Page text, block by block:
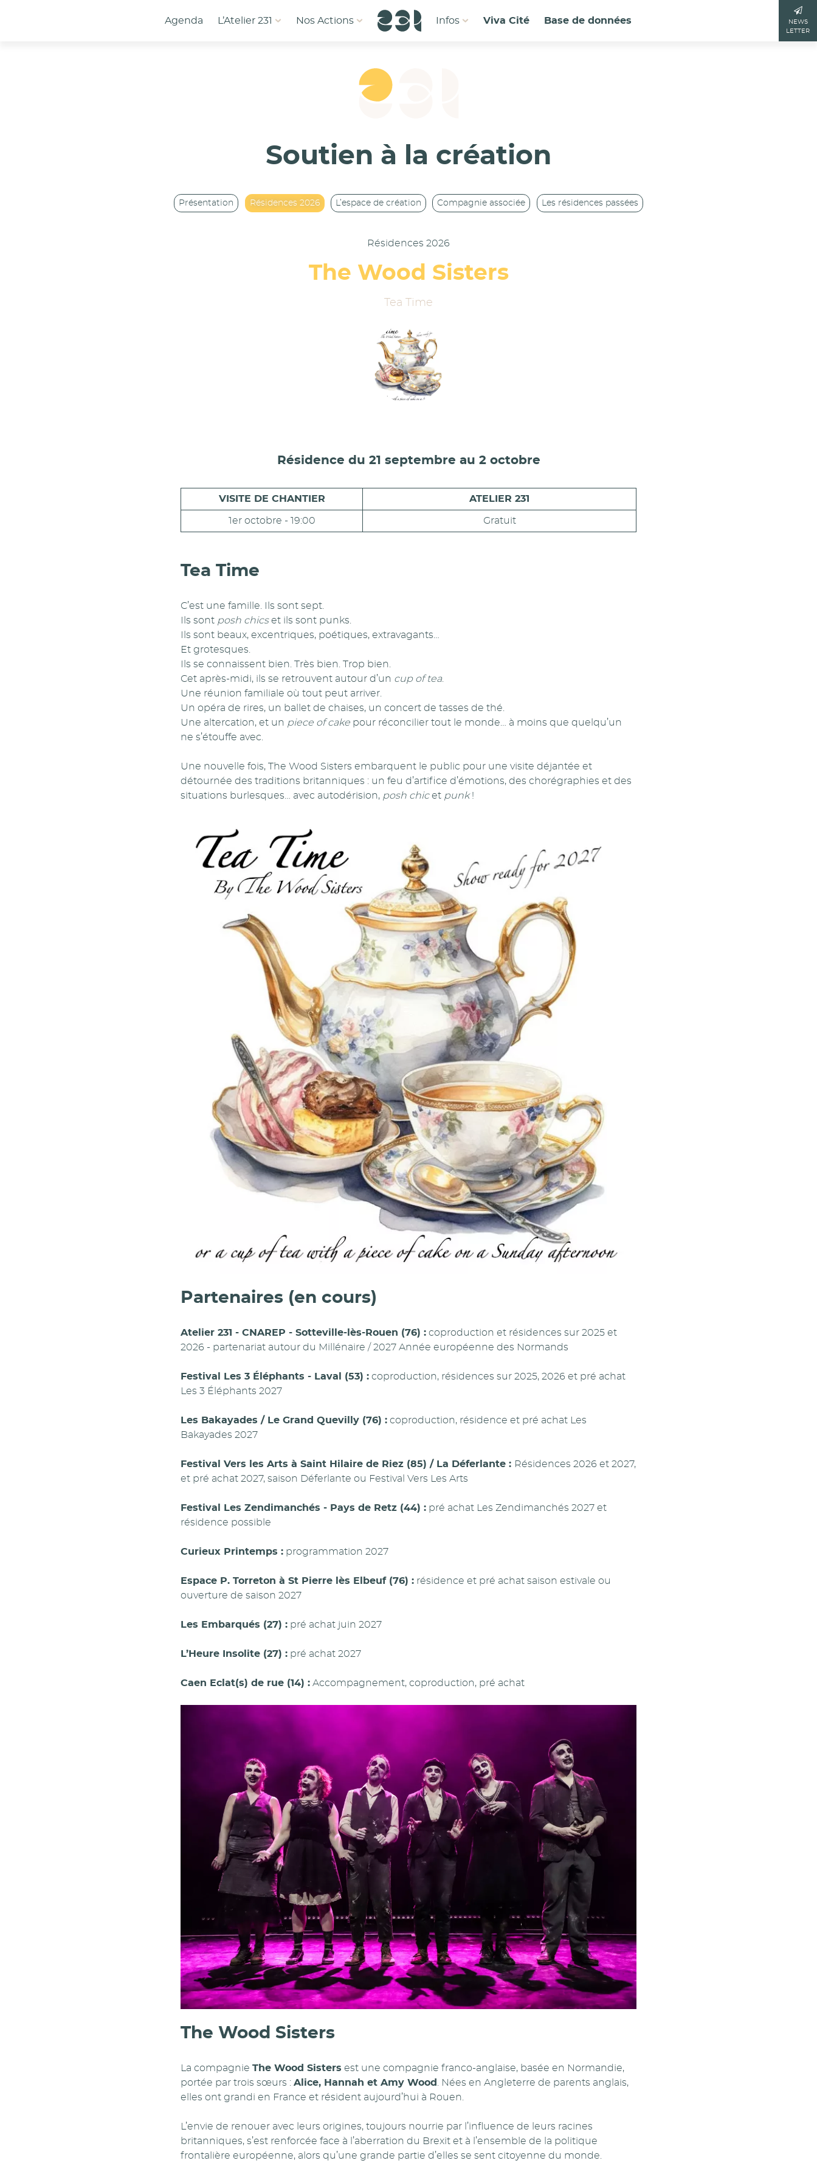
Agenda L’Atelier 231 Nos Actions Infos Viva Cité Base de données
NEWS
LETTER
Soutien à la création
Présentation Résidences 2026 L’espace de création Compagnie associée Les résidences passées
Résidences 2026
The Wood Sisters
Tea Time
Résidence du 21 septembre au 2 octobre
VISITE DE CHANTIER ATELIER 231
1er octobre - 19:00 Gratuit
Tea Time
C’est une famille. Ils sont sept.
Ils sont posh chicset ils sont punks.
Ils sont beaux, excentriques, poétiques, extravagants…
Et grotesques.
Ils se connaissent bien. Très bien. Trop bien.
Cet après-midi, ils se retrouvent autour d’un cup of tea.
Une réunion familiale où tout peut arriver.
Un opéra de rires, un ballet de chaises, un concert de tasses de thé.
Une altercation, et un piece of cake pour réconcilier tout le monde… à moins que quelqu’un
ne s’étouffe avec.
Une nouvelle fois, The Wood Sisters embarquent le public pour une visite déjantée et
détournée des traditions britanniques : un feu d’artifice d’émotions, des chorégraphies et des
situations burlesques… avec autodérision, posh chicet punk!
Partenaires (en cours)
Atelier 231 - CNAREP - Sotteville-lès-Rouen (76) : coproduction et résidences sur 2025 et
2026 - partenariat autour du Millénaire / 2027 Année européenne des Normands
Festival Les 3 Éléphants - Laval (53) : coproduction, résidences sur 2025, 2026 et pré achat
Les 3 Éléphants 2027
Les Bakayades / Le Grand Quevilly (76) : coproduction, résidence et pré achat Les
Bakayades 2027
Festival Vers les Arts à Saint Hilaire de Riez (85) / La Déferlante : Résidences 2026 et 2027,
et pré achat 2027, saison Déferlante ou Festival Vers Les Arts
Festival Les Zendimanchés - Pays de Retz (44) : pré achat Les Zendimanchés 2027 et
résidence possible
Curieux Printemps : programmation 2027
Espace P. Torreton à St Pierre lès Elbeuf (76) : résidence et pré achat saison estivale ou
ouverture de saison 2027
Les Embarqués (27) : pré achat juin 2027
L’Heure Insolite (27) : pré achat 2027
Caen Eclat(s) de rue (14) : Accompagnement, coproduction, pré achat
The Wood Sisters
La compagnie The Wood Sisters est une compagnie franco-anglaise, basée en Normandie,
portée par trois sœurs : Alice, Hannah et Amy Wood . Nées en Angleterre de parents anglais,
elles ont grandi en France et résident aujourd’hui à Rouen.
L’envie de renouer avec leurs origines, toujours nourrie par l’influence de leurs racines
britanniques, s’est renforcée face à l’aberration du Brexit et à l’ensemble de la politique
frontalière européenne, alors qu’une grande partie d’elles se sent citoyenne du monde.